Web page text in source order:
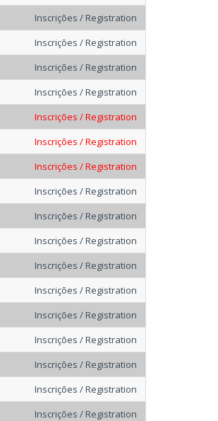
Inscrições / Registration
Inscrições / Registration
Inscrições / Registration
Inscrições / Registration
Inscrições / Registration
Inscrições / Registration
Inscrições / Registration
Inscrições / Registration
Inscrições / Registration
Inscrições / Registration
Inscrições / Registration
Inscrições / Registration
Inscrições / Registration
Inscrições / Registration
Inscrições / Registration
Inscrições / Registration
Inscrições / Registration